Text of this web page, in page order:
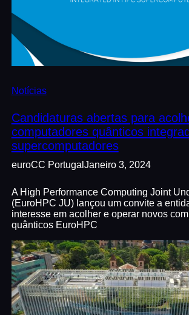
Notícias
Candidaturas abertas para
computadores quânticos
supercomputadores
euroCC Portugal Janeiro 3, 2024
A High Performance Computing Joint
(EuroHPC JU) lançou um convite a
interesse em acolher e operar novos
quânticos EuroHPC